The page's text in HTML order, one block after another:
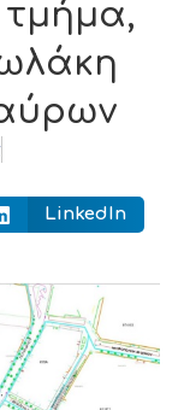
LinkedIn